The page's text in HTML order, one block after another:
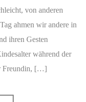
von anderen
ahmen wir andere in
ihren Gesten
während der
Freundin, […]